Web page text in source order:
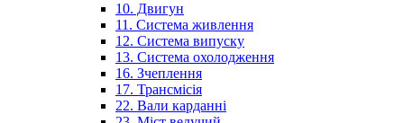
10. Двигун
11. Система живлення
12. Система випуску
13. Система охолодження
16. Зчеплення
17. Трансмісія
22. Вали карданні